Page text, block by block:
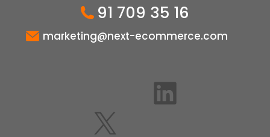
91 709 35 16
marketing@next-ecommerce.com